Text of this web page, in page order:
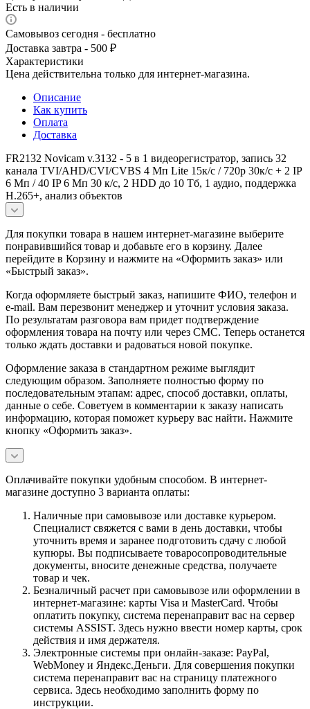
Есть в наличии
Самовывоз сегодня - бесплатно
Доставка завтра - 500 ₽
Характеристики
Цена действительна только для интернет-магазина.
Описание
Как купить
Оплата
Доставка
FR2132 Novicam v.3132 - 5 в 1 видеорегистратор, запись 32
канала TVI/AHD/CVI/CVBS 4 Мп Lite 15к/с / 720p 30к/с + 2 IP
6 Мп / 40 IP 6 Мп 30 к/с, 2 HDD до 10 Тб, 1 аудио, поддержка
H.265+, анализ объектов
Для покупки товара в нашем интернет-магазине выберите
понравившийся товар и добавьте его в корзину. Далее
перейдите в Корзину и нажмите на «Оформить заказ» или
«Быстрый заказ».
Когда оформляете быстрый заказ, напишите ФИО, телефон и
e-mail. Вам перезвонит менеджер и уточнит условия заказа.
По результатам разговора вам придет подтверждение
оформления товара на почту или через СМС. Теперь останется
только ждать доставки и радоваться новой покупке.
Оформление заказа в стандартном режиме выглядит
следующим образом. Заполняете полностью форму по
последовательным этапам: адрес, способ доставки, оплаты,
данные о себе. Советуем в комментарии к заказу написать
информацию, которая поможет курьеру вас найти. Нажмите
кнопку «Оформить заказ».
Оплачивайте покупки удобным способом. В интернет-
магазине доступно 3 варианта оплаты:
Наличные при самовывозе или доставке курьером.
Специалист свяжется с вами в день доставки, чтобы
уточнить время и заранее подготовить сдачу с любой
купюры. Вы подписываете товаросопроводительные
документы, вносите денежные средства, получаете
товар и чек.
Безналичный расчет при самовывозе или оформлении в
интернет-магазине: карты Visa и MasterCard. Чтобы
оплатить покупку, система перенаправит вас на сервер
системы ASSIST. Здесь нужно ввести номер карты, срок
действия и имя держателя.
Электронные системы при онлайн-заказе: PayPal,
WebMoney и Яндекс.Деньги. Для совершения покупки
система перенаправит вас на страницу платежного
сервиса. Здесь необходимо заполнить форму по
инструкции.